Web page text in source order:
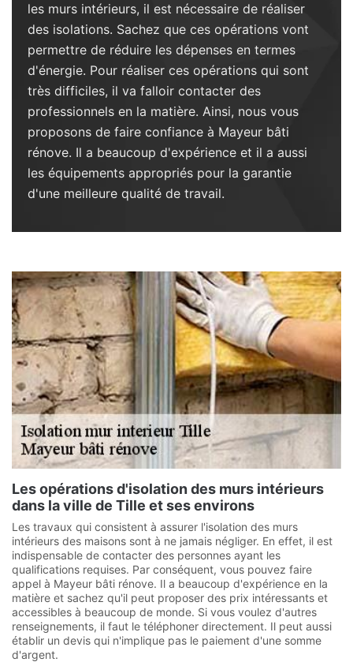
les murs intérieurs, il est nécessaire de réaliser
des isolations. Sachez que ces opérations vont
permettre de réduire les dépenses en termes
d'énergie. Pour réaliser ces opérations qui sont
très difficiles, il va falloir contacter des
professionnels en la matière. Ainsi, nous vous
proposons de faire confiance à Mayeur bâti
rénove. Il a beaucoup d'expérience et il a aussi
les équipements appropriés pour la garantie
d'une meilleure qualité de travail.
Les opérations d'isolation des murs intérieurs
dans la ville de Tille et ses environs
Les travaux qui consistent à assurer l'isolation des murs
intérieurs des maisons sont à ne jamais négliger. En effet, il est
indispensable de contacter des personnes ayant les
qualifications requises. Par conséquent, vous pouvez faire
appel à Mayeur bâti rénove. Il a beaucoup d'expérience en la
matière et sachez qu'il peut proposer des prix intéressants et
accessibles à beaucoup de monde. Si vous voulez d'autres
renseignements, il faut le téléphoner directement. Il peut aussi
établir un devis qui n'implique pas le paiement d'une somme
d'argent.